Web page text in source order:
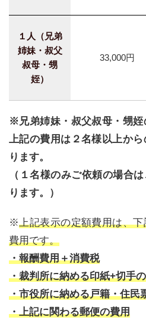
１人（兄弟
姉妹・叔父
叔母・甥
姪）
33,000円
※兄弟姉妹・叔父叔母・甥姪
上記の費用は２名様以上か
ります。
（１名様のみご依頼の場合
ります。）
※上記表示の定額費用は、
費用です。
・報酬費用＋消費税
・裁判所に納める印紙+切手
・市役所に納める戸籍・住民
・上記に関わる郵便の費用